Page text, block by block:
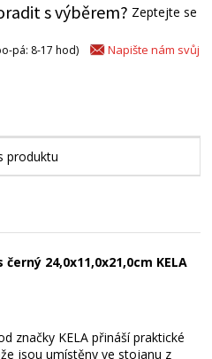
s výběrem? Zeptejte se
pá: 8-17 hod)
Napište nám svůj
produktu
24,0x11,0x21,0cm KELA
značky KELA přináší praktické
jsou umístěny ve stojanu z